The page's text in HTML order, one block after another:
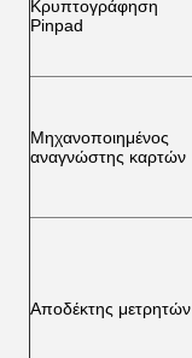
Κρυπτογράφηση
Pinpad
Μηχανοποιημένος
αναγνώστης καρτών
Αποδέκτης μετρητών